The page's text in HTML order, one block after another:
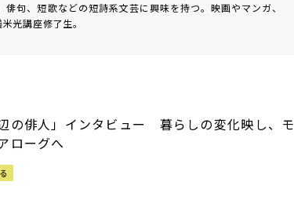
俳句、短歌などの短詩系文芸に興味を持つ。映画やマンガ、
光講座修了生。
の俳人」インタビュー 暮らしの変化映し、モ
ローグへ